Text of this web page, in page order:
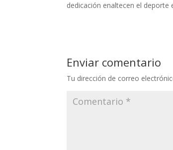
dedicación enaltecen el deporte
Enviar comentario
Tu dirección de correo